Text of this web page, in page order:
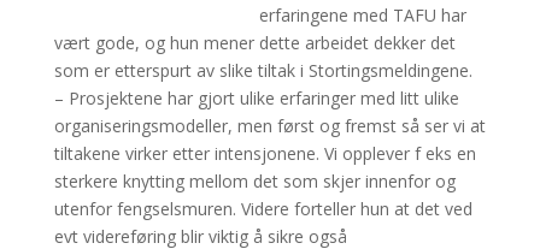
erfaringene med TAFU har
vært gode, og hun mener dette arbeidet dekker det
som er etterspurt av slike tiltak i Stortingsmeldingene.
– Prosjektene har gjort ulike erfaringer med litt ulike
organiseringsmodeller, men først og fremst så ser vi at
tiltakene virker etter intensjonene. Vi opplever f eks en
sterkere knytting mellom det som skjer innenfor og
utenfor fengselsmuren. Videre forteller hun at det ved
evt videreføring blir viktig å sikre også